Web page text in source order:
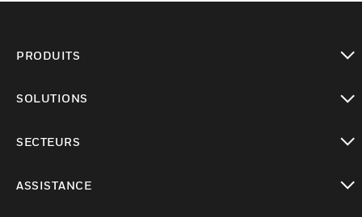
PRODUITS
SOLUTIONS
SECTEURS
ASSISTANCE